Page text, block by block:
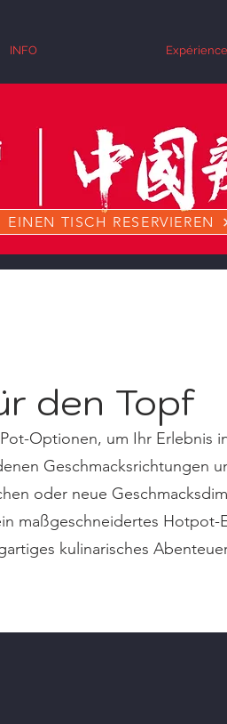
INFO Expérience
EINEN TISCH RESERVIEREN
den Topf
Optionen, um Ihr Erlebnis
Geschmacksrichtungen
oder neue
maßgeschneidertes Hotpot-
kulinarisches